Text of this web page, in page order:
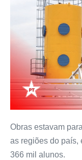
Obras estavam
as regiões do país,
366 mil alunos.